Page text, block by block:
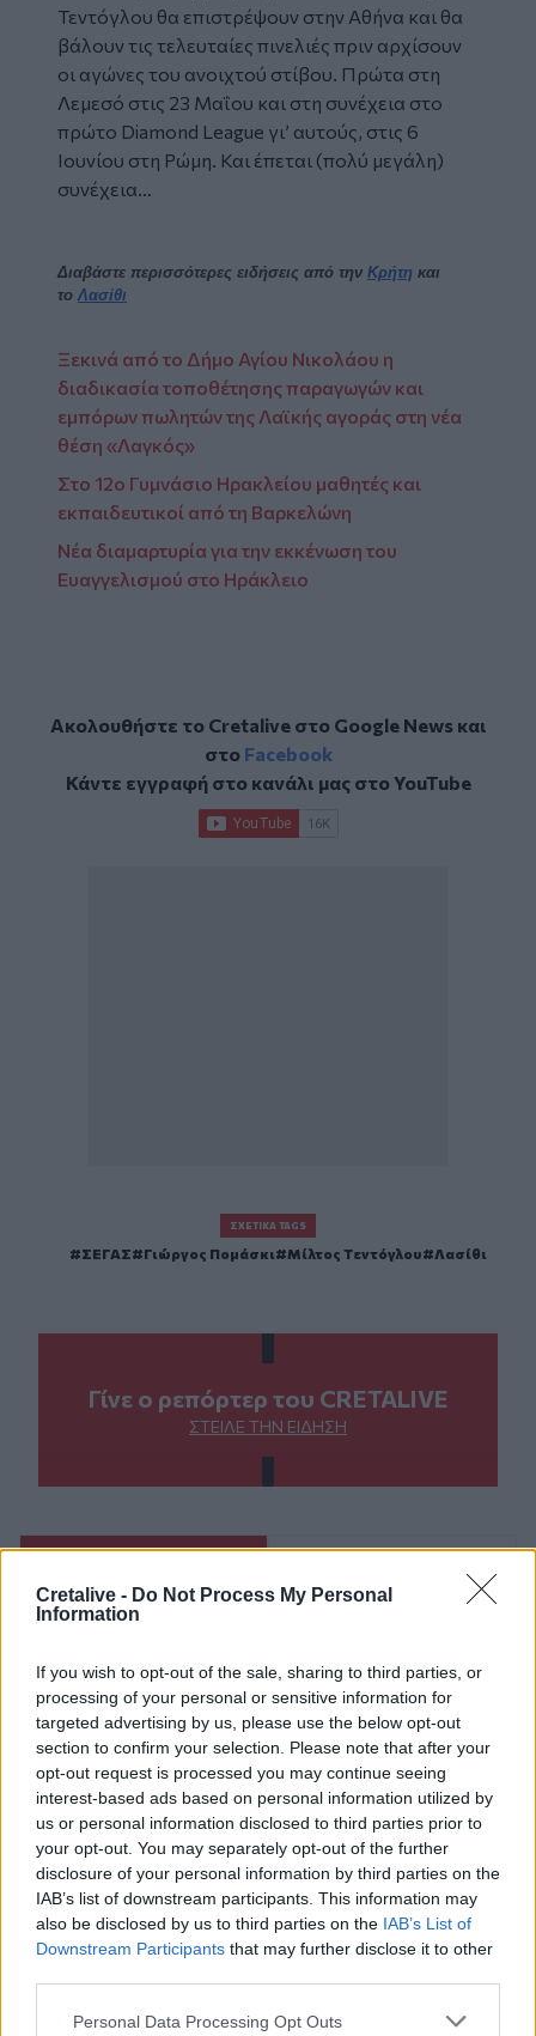
Cretalive - Do Not Process My Personal
Information
If you wish to opt-out of the sale, sharing to third parties, or
processing of your personal or sensitive information for
targeted advertising by us, please use the below opt-out
section to confirm your selection. Please note that after your
opt-out request is processed you may continue seeing
interest-based ads based on personal information utilized by
us or personal information disclosed to third parties prior to
your opt-out. You may separately opt-out of the further
disclosure of your personal information by third parties on the
IAB’s list of downstream participants. This information may
also be disclosed by us to third parties on the IAB’s List of
Downstream Participants that may further disclose it to other
Personal Data Processing Opt Outs
Τεντόγλου θα επιστρέψουν στην Αθήνα και θα
βάλουν τις τελευταίες πινελιές πριν αρχίσουν
οι αγώνες του ανοιχτού στίβου. Πρώτα στη
Λεμεσό στις 23 Μαΐου και στη συνέχεια στο
πρώτο Diamond League γι’ αυτούς, στις 6
Ιουνίου στη Ρώμη. Και έπεται (πολύ μεγάλη)
συνέχεια…
Διαβάστε περισσότερες ειδήσεις από την Κρήτη και
το Λασίθι
Ξεκινά από το Δήμο Αγίου Νικολάου η
διαδικασία τοποθέτησης παραγωγών και
εμπόρων πωλητών της Λαϊκής αγοράς στη νέα
θέση «Λαγκός»
Στο 12ο Γυμνάσιο Ηρακλείου μαθητές και
εκπαιδευτικοί από τη Βαρκελώνη
Νέα διαμαρτυρία για την εκκένωση του
Ευαγγελισμού στο Ηράκλειο
Ακολουθήστε το Cretalive στο Google Newsκαι
στο Facebook
Κάντε εγγραφή στο κανάλι μας στοYouTube
ΣΧΕΤΙΚΆ TAGS
ΣΕΓΑΣ Γιώργος Πομάσκι Μίλτος Τεντόγλου Λασίθι
Γίνε ο ρεπόρτερ του CRETALIVE
ΣΤΕΊΛΕ ΤΗΝ ΕΊΔΗΣΗ
αναδασωτέες περιοχές της Αττικής
10:42
Ο «χάρτης» των πληρωμών από τον e-ΕΦΚΑ και τη ΔΥΠΑ
έως τις 14 Αυγούστου
Γαύδος: Επιχείρηση διάσωσης 31χρονης από δύσβατο
σημείο
10:33
Marfin: «Δεν υπάρχει ταυτοποίηση» λέει ο δικηγόρος της
46χρονης